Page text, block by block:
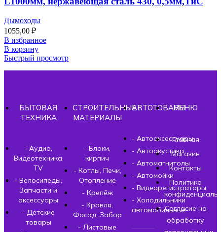
Дымоходы
1055,00 ₽
В избранное
В корзину
Быстрый просмотр
БЫТОВАЯ
ТЕХНИКА
- Аудио,
Видеотехника,
TV
- Велосипеды,
Запчасти и
аксессуары
- Детские
товары
СТРОИТЕЛЬНЫЕ
МАТЕРИАЛЫ
- Блоки,
кирпич
- Котлы, Печи,
Отопление
- Крепёж
- Кровля,
Фасад, Забор
- Листовые
АВТОТОВАРЫ
- Автоаксессуары
- Автоакустика
- Автомагнитолы
- Автомойки
- Видеорегистраторы
- Холодильники
автомобильные
МЕНЮ
Главная
Магазин
Контакты
Политика
Согласие на
обработку